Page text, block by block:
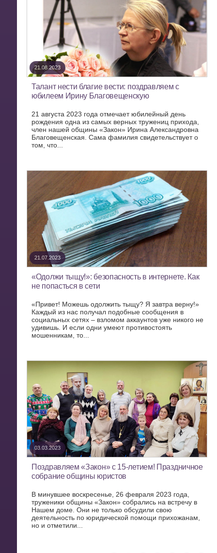
21.08.2023
Талант нести благие вести: поздравляем с
юбилеем Ирину Благовещенскую
21 августа 2023 года отмечает юбилейный день
рождения одна из самых верных тружениц прихода,
член нашей общины «Закон» Ирина Александровна
Благовещенская. Сама фамилия свидетельствует о
том, что...
21.07.2023
«Одолжи тыщу!»: безопасность в интернете. Как
не попасться в сети
«Привет! Можешь одолжить тыщу? Я завтра верну!»
Каждый из нас получал подобные сообщения в
социальных сетях – взломом аккаунтов уже никого не
удивишь. И если одни умеют противостоять
мошенникам, то...
03.03.2023
Поздравляем «Закон» с 15-летием! Праздничное
собрание общины юристов
В минувшее воскресенье, 26 февраля 2023 года,
труженики общины «Закон» собрались на встречу в
Нашем доме. Они не только обсудили свою
деятельность по юридической помощи прихожанам,
но и отметили...